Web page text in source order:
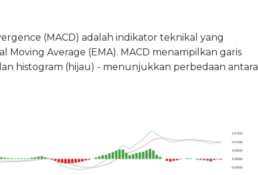
(MACD) adalah indikator teknikal yang
Average (EMA). MACD menampilkan garis
histogram (hijau) - menunjukkan perbedaan antara